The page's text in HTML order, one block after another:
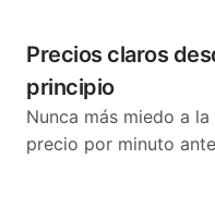
Precios claros
principio
Nunca más miedo a
precio por minuto